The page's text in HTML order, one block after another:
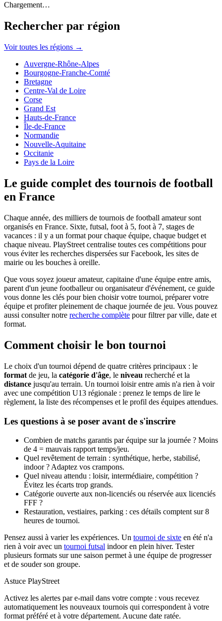
Chargement…
Rechercher par région
Voir toutes les régions →
Auvergne-Rhône-Alpes
Bourgogne-Franche-Comté
Bretagne
Centre-Val de Loire
Corse
Grand Est
Hauts-de-France
Île-de-France
Normandie
Nouvelle-Aquitaine
Occitanie
Pays de la Loire
Le guide complet des tournois de football
en France
Chaque année, des milliers de tournois de football amateur sont
organisés en France. Sixte, futsal, foot à 5, foot à 7, stages de
vacances : il y a un format pour chaque équipe, chaque budget et
chaque niveau. PlayStreet centralise toutes ces compétitions pour
vous éviter les recherches dispersées sur Facebook, les sites de
mairie ou les bouches à oreille.
Que vous soyez joueur amateur, capitaine d'une équipe entre amis,
parent d'un jeune footballeur ou organisateur d'événement, ce guide
vous donne les clés pour bien choisir votre tournoi, préparer votre
équipe et profiter pleinement de chaque journée de jeu. Vous pouvez
aussi consulter notre recherche complète pour filtrer par ville, date et
format.
Comment choisir le bon tournoi
Le choix d'un tournoi dépend de quatre critères principaux : le
format de jeu, la catégorie d'âge, le niveau recherché et la
distance jusqu'au terrain. Un tournoi loisir entre amis n'a rien à voir
avec une compétition U13 régionale : prenez le temps de lire le
règlement, la liste des récompenses et le profil des équipes attendues.
Les questions à se poser avant de s'inscrire
Combien de matchs garantis par équipe sur la journée ? Moins
de 4 = mauvais rapport temps/jeu.
Quel revêtement de terrain : synthétique, herbe, stabilisé,
indoor ? Adaptez vos crampons.
Quel niveau attendu : loisir, intermédiaire, compétition ?
Évitez les écarts trop grands.
Catégorie ouverte aux non-licenciés ou réservée aux licenciés
FFF ?
Restauration, vestiaires, parking : ces détails comptent sur 8
heures de tournoi.
Pensez aussi à varier les expériences. Un tournoi de sixte en été n'a
rien à voir avec un tournoi futsal indoor en plein hiver. Tester
plusieurs formats sur une saison permet à une équipe de progresser
et de souder son groupe.
Astuce PlayStreet
Activez les alertes par e-mail dans votre compte : vous recevez
automatiquement les nouveaux tournois qui correspondent à votre
format préféré et à votre département. Aucune date ratée.